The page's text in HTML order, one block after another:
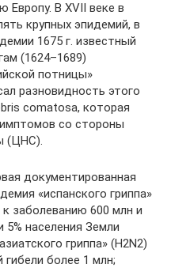
Европу. В XVII веке в
крупных эпидемий, в
1675 г. известный
(1624–1689)
потницы»
разновидность этого
comatosa, которая
со стороны
(ЦНС).
документированная
«испанского гриппа»
к заболеванию 600 млн и
5% населения Земли
гриппа» (H2N2)
гибели более 1 млн;